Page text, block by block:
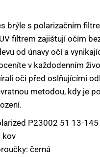
brýle s polarizačním
filtrem zajištují očím
od únavy očí a
v každodenním
oči před oslňujícími
metodou, kdy je
P23002 51 13-145
kov
černá